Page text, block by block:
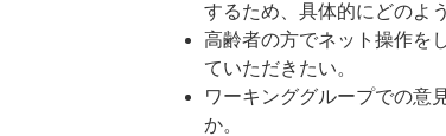
するため、具体的にどのよ
高齢者の方でネット操作を
ていただきたい。
ワーキンググループでの意
か。